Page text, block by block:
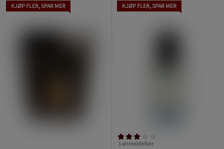
KJØP FLER, SPAR MER KJØP FLER, SPAR MER
1 anmeldelser